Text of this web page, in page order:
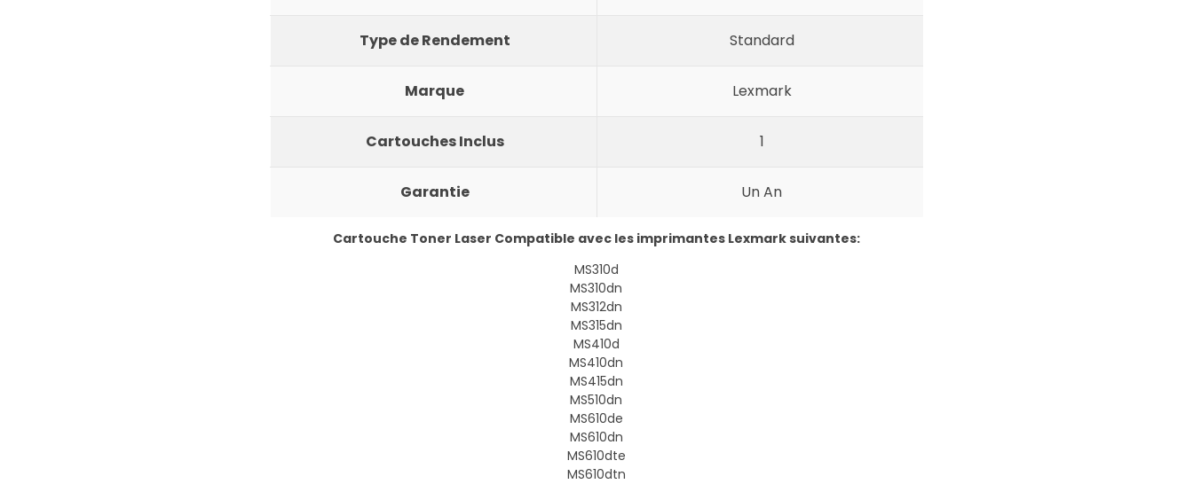
Type de Rendement Standard
Marque Lexmark
Cartouches Inclus 1
Garantie Un An
Cartouche Toner Laser Compatible avec les imprimantes Lexmark suivantes:
MS310d
MS310dn
MS312dn
MS315dn
MS410d
MS410dn
MS415dn
MS510dn
MS610de
MS610dn
MS610dte
MS610dtn